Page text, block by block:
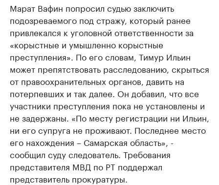
Марат Вафин попросил судью заключить
подозреваемого под стражу, который ранее
привлекался к уголовной ответственности за
«корыстные и умышленно корыстные
преступления». По его словам, Тимур Ильин
может препятствовать расследованию, скрыться
от правоохранительных органов, давить на
потерпевших и так далее. Он добавил, что все
участники преступления пока не установлены и
не задержаны. «По месту регистрации ни Ильин,
ни его супруга не проживают. Последнее место
его нахождения – Самарская область», -
сообщил суду следователь. Требования
представителя МВД по РТ поддержал
представитель прокуратуры.